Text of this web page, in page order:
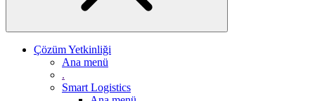
Çözüm Yetkinliği
Ana menü
.
Smart Logistics